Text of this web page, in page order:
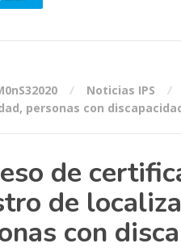
Noticias IPS
, personas con
de
de
con